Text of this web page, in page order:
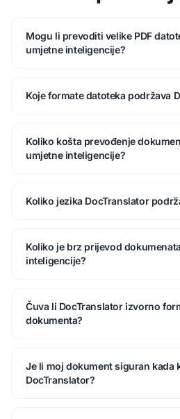
Mogu li prevoditi velike PDF
umjetne inteligencije?
Koje formate datoteka podržava
Koliko košta prevođenje
umjetne inteligencije?
Koliko jezika DocTranslator
Koliko je brz prijevod
inteligencije?
Čuva li DocTranslator izvorno
dokumenta?
Je li moj dokument siguran kada
DocTranslator?